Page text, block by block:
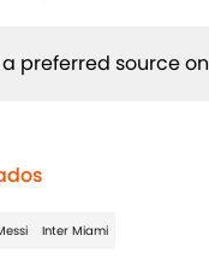
preferred source on
Inter Miami